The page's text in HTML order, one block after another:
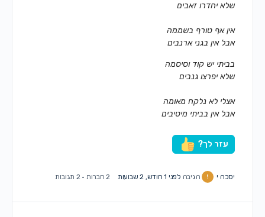
שלא יחדרו זאבים
אין אף טורף בשממה
אבל אין בגני ארנבים
בביתי יש קוד וסיסמה
שלא יפרצו גנבים
אצלי לא נלקח מאומה
אבל אין בביתי מיטיבים
עזר לך?
יסכה י הגיבהלפני 1 חודש, 2 שבועות 2 חברות · 2 תגובות